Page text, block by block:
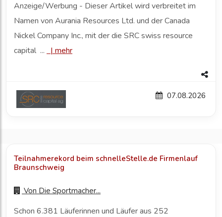
Anzeige/Werbung - Dieser Artikel wird verbreitet im
Namen von Aurania Resources Ltd. und der Canada
Nickel Company Inc., mit der die SRC swiss resource
capital ...
| mehr
07.08.2026
Teilnahmerekord beim schnelleStelle.de Firmenlauf
Braunschweig
Von Die Sportmacher...
Schon 6.381 Läuferinnen und Läufer aus 252